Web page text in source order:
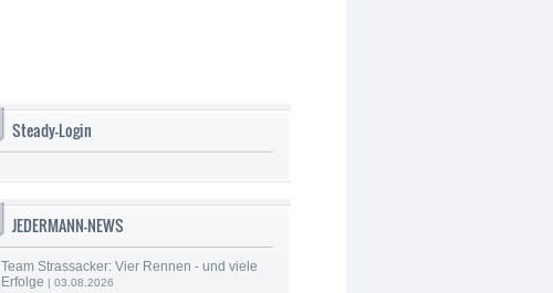
Steady-Login
JEDERMANN-NEWS
Team Strassacker: Vier Rennen - und viele
Erfolge | 03.08.2026